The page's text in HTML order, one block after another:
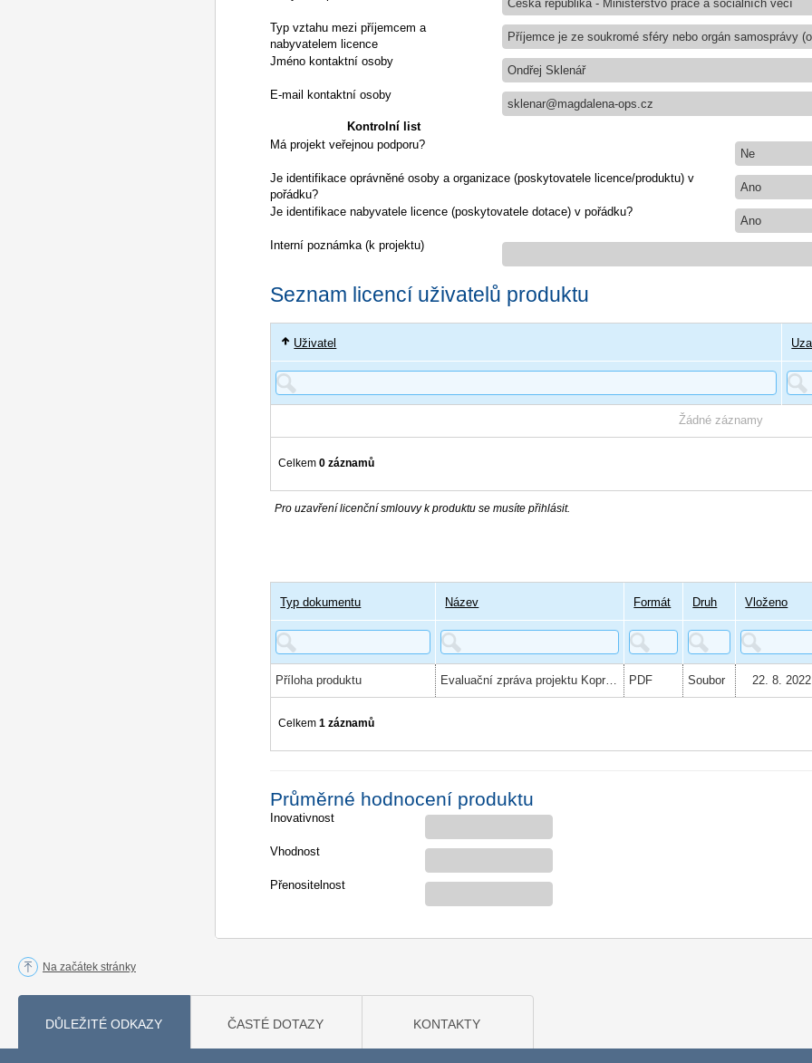
Česká republika - Ministerstvo práce a sociálních věcí
Typ vztahu mezi příjemcem a
nabyvatelem licence
Příjemce je ze soukromé sféry nebo orgán samosprávy
Jméno kontaktní osoby
Ondřej Sklenář
E-mail kontaktní osoby
sklenar@magdalena-ops.cz
Kontrolní list
Má projekt veřejnou podporu?
Ne
Je identifikace oprávněné osoby a organizace (poskytovatele licence/produktu) v
pořádku?
Ano
Je identifikace nabyvatele licence (poskytovatele dotace) v pořádku?
Ano
Interní poznámka (k projektu)
Seznam licencí uživatelů produktu
Uživatel
Žádné záznamy
Celkem 0 záznamů
Pro uzavření licenční smlouvy k produktu se musíte přihlásit.
Typ dokumentu Název Formát Druh Vloženo
Příloha produktu Evaluační zpráva projektu Kopretina PDF Soubor 22. 8.
Celkem 1 záznamů
Průměrné hodnocení produktu
Inovativnost
Vhodnost
Přenositelnost
Na začátek stránky
DŮLEŽITÉ ODKAZY ČASTÉ DOTAZY KONTAKTY